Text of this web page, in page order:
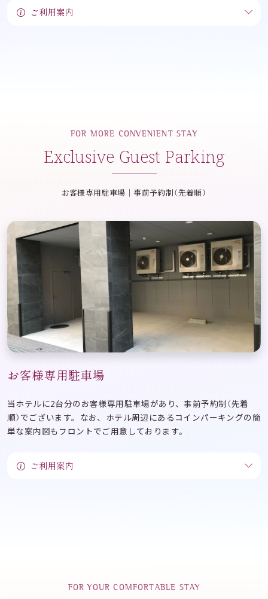
ご利用案内
FOR MORE CONVENIENT STAY
Exclusive Guest Parking
お客様専用駐車場｜事前予約制（先着順）
お客様専用駐車場
当ホテルに2台分のお客様専用駐車場があり、事前予約制（先着
順）でございます。なお、ホテル周辺にあるコインパーキングの簡
単な案内図もフロントでご用意しております。
ご利用案内
FOR YOUR COMFORTABLE STAY